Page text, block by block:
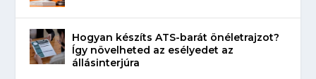
Hogyan készíts ATS-barát önéletrajzot?
Így növelheted az esélyedet az
állásinterjúra